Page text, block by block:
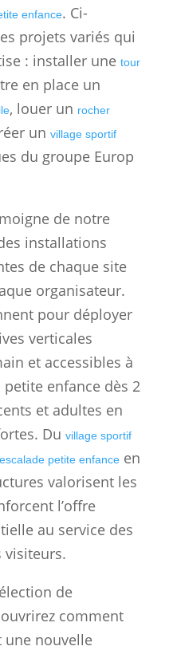
enfance. Ci-
projets variés qui
: installer une tour
en place un
, louer un rocher
un village sportif
du groupe Europ
de notre
installations
de chaque site
organisateur.
pour déployer
verticales
et accessibles à
enfance dès 2
et adultes en
Du village sportif
petite enfanceen
valorisent les
l’offre
au service des
visiteurs.
de
comment
nouvelle